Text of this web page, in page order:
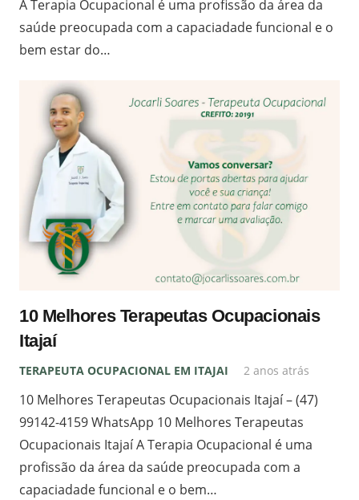
A Terapia Ocupacional é uma profissão da área da
saúde preocupada com a capaciadade funcional e o
bem estar do…
10 Melhores Terapeutas Ocupacionais
Itajaí
TERAPEUTA OCUPACIONAL EM ITAJAI 2 anos atrás
10 Melhores Terapeutas Ocupacionais Itajaí – (47)
99142-4159 WhatsApp 10 Melhores Terapeutas
Ocupacionais Itajaí A Terapia Ocupacional é uma
profissão da área da saúde preocupada com a
capaciadade funcional e o bem…